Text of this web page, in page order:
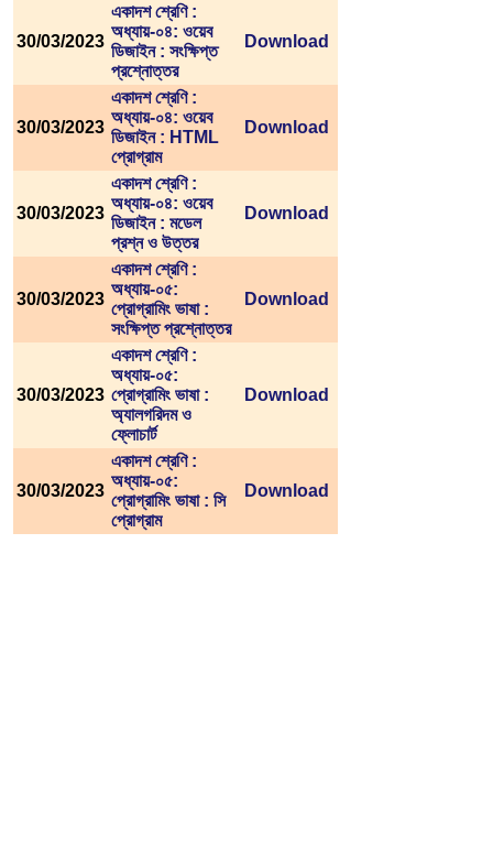
30/03/2023
একাদশ শ্রেণি :
অধ্যায়-০৪: ওয়েব
ডিজাইন : সংক্ষিপ্ত
প্রশ্নোত্তর
Download
30/03/2023
একাদশ শ্রেণি :
অধ্যায়-০৪: ওয়েব
ডিজাইন : HTML
প্রোগ্রাম
Download
30/03/2023
একাদশ শ্রেণি :
অধ্যায়-০৪: ওয়েব
ডিজাইন : মডেল
প্রশ্ন ও উত্তর
Download
30/03/2023
একাদশ শ্রেণি :
অধ্যায়-০৫:
প্রোগ্রামিং ভাষা :
সংক্ষিপ্ত প্রশ্নোত্তর
Download
30/03/2023
একাদশ শ্রেণি :
অধ্যায়-০৫:
প্রোগ্রামিং ভাষা :
অ্যালগরিদম ও
ফ্লোচার্ট
Download
30/03/2023
একাদশ শ্রেণি :
অধ্যায়-০৫:
প্রোগ্রামিং ভাষা : সি
প্রোগ্রাম
Download